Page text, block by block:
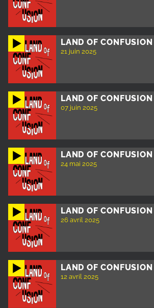
LAND OF CONFUSION
21 juin 2025
LAND OF CONFUSION
07 juin 2025
LAND OF CONFUSION
24 mai 2025
LAND OF CONFUSION
26 avril 2025
LAND OF CONFUSION
12 avril 2025